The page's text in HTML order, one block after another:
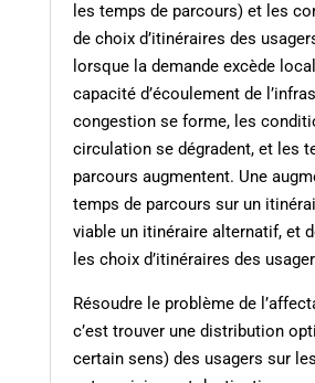
les temps de parcours) et les
de choix d’itinéraires des
lorsque la demande excède
capacité d’écoulement de
congestion se forme, les
circulation se dégradent, et les
parcours augmentent. Une
temps de parcours sur un
viable un itinéraire alternatif, et
les choix d’itinéraires des
Résoudre le problème de
c’est trouver une distribution
certain sens) des usagers sur